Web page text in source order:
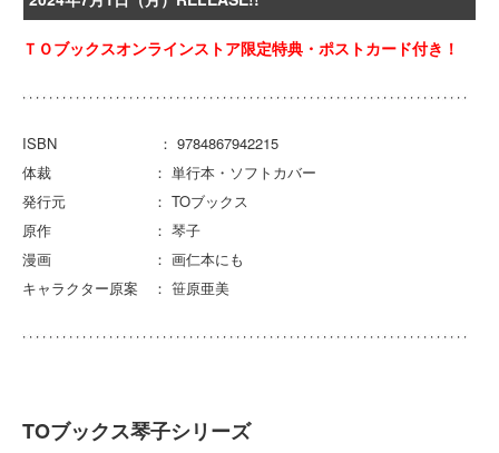
ＴＯブックスオンラインストア限定特典・ポストカード付き！
ISBN ： 9784867942215
体裁 ： 単行本・ソフトカバー
発行元 ： TOブックス
原作 ： 琴子
漫画 ： 画仁本にも
キャラクター原案 ： 笹原亜美
TOブックス琴子シリーズ